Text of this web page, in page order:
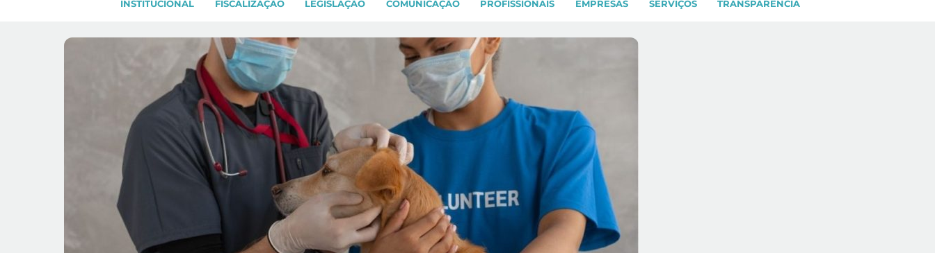
INSTITUCIONAL FISCALIZAÇÃO LEGISLAÇÃO COMUNICAÇÃO PROFISSIONAIS EMPRESAS SERVIÇOS TRANSPARÊNCIA